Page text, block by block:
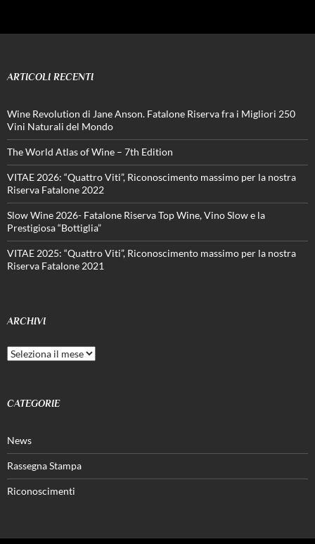
ARTICOLI RECENTI
Wine Revolution di Jane Anson. Fatalone Riserva fra i Migliori 250
Vini Naturali del Mondo
The World Atlas of Wine – 7th Edition
VITAE 2026: “Quattro Viti”, Riconoscimento massimo per la nostra
Riserva Fatalone 2022
Slow Wine 2026- Fatalone Riserva Top Wine, Vino Slow e la
Prestigiosa “Bottiglia”
VITAE 2025: “Quattro Viti”, Riconoscimento massimo per la nostra
Riserva Fatalone 2021
ARCHIVI
Archivi
CATEGORIE
News
Rassegna Stampa
Riconoscimenti